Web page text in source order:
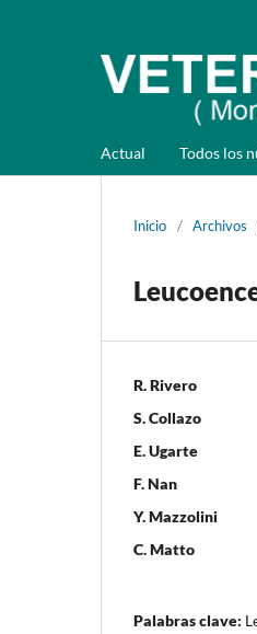
Actual Todos los
Inicio / Archivos
R. Rivero
S. Collazo
E. Ugarte
F. Nan
Y. Mazzolini
C. Matto
Palabras clave: